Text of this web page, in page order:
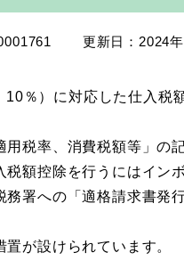
更新日：2024
％）に対応した仕入税
税率、消費税額等」の
額控除を行うにはイン
署への「適格請求書発
が設けられています。